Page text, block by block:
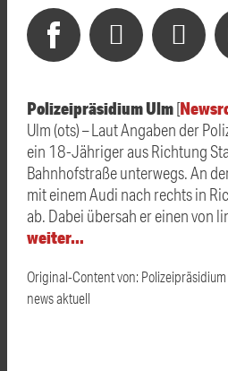
Polizeipräsidium Ulm[
Ulm (ots) – Laut Angaben der
ein 18-Jähriger aus Richtung
Bahnhofstraße unterwegs. An
mit einem Audi nach rechts in
ab. Dabei übersah er einen von
weiter…
Original-Content von:
news aktuell